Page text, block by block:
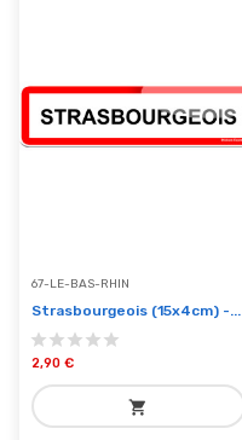
67-LE-BAS-RHIN
Strasbourgeois (15x4cm) -...
2,90 €
shopping_cart